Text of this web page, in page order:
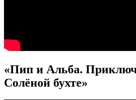
«Пип и Альба.
Солёной бухте»